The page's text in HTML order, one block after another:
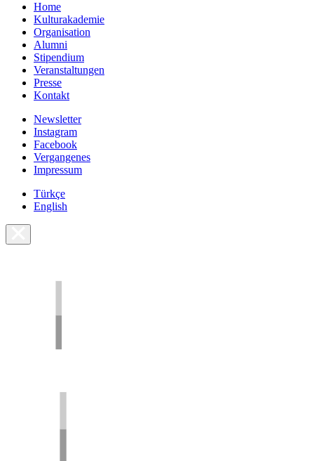
Home
Kulturakademie
Organisation
Alumni
Stipendium
Veranstaltungen
Presse
Kontakt
Newsletter
Instagram
Facebook
Vergangenes
Impressum
Türkçe
English